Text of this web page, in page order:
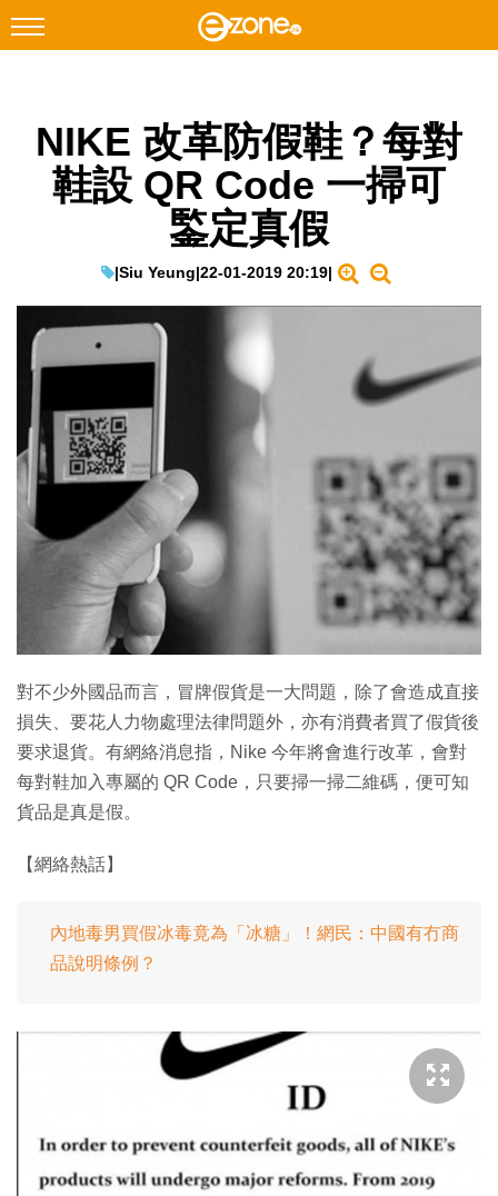
Facebook Instagram
科技焦點
教學評測
EduTech
IT Times
生成式AI與雲端應用
Enterprise Digital Transformation
特集
NIKE 改革防假鞋？每對
鞋設 QR Code 一掃可
鍳定真假
|Siu Yeung|22-01-2019 20:19|
對不少外國品而言，冒牌假貨是一大問題，除了會造成直接
損失、要花人力物處理法律問題外，亦有消費者買了假貨後
要求退貨。有網絡消息指，Nike 今年將會進行改革，會對
每對鞋加入專屬的 QR Code，只要掃一掃二維碼，便可知
貨品是真是假。
【網絡熱話】
內地毒男買假冰毒竟為「冰糖」！網民：中國有冇商
品說明條例？